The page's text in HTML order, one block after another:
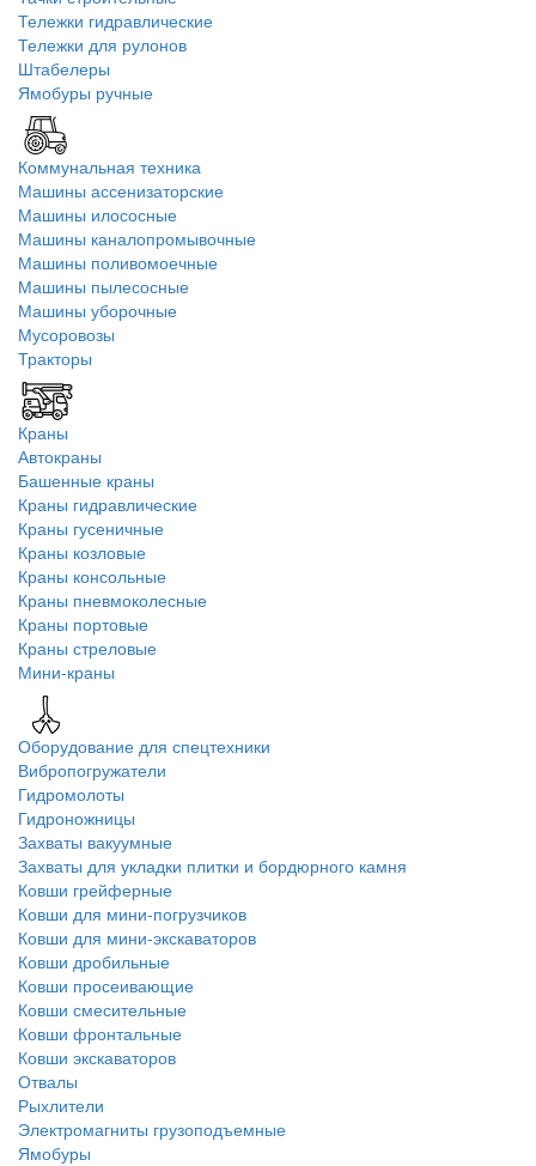
Тележки гидравлические
Тележки для рулонов
Штабелеры
Ямобуры ручные
Коммунальная техника
Машины ассенизаторские
Машины илососные
Машины каналопромывочные
Машины поливомоечные
Машины пылесосные
Машины уборочные
Мусоровозы
Тракторы
Краны
Автокраны
Башенные краны
Краны гидравлические
Краны гусеничные
Краны козловые
Краны консольные
Краны пневмоколесные
Краны портовые
Краны стреловые
Мини-краны
Оборудование для спецтехники
Вибропогружатели
Гидромолоты
Гидроножницы
Захваты вакуумные
Захваты для укладки плитки и бордюрного камня
Ковши грейферные
Ковши для мини-погрузчиков
Ковши для мини-экскаваторов
Ковши дробильные
Ковши просеивающие
Ковши смесительные
Ковши фронтальные
Ковши экскаваторов
Отвалы
Рыхлители
Электромагниты грузоподъемные
Ямобуры